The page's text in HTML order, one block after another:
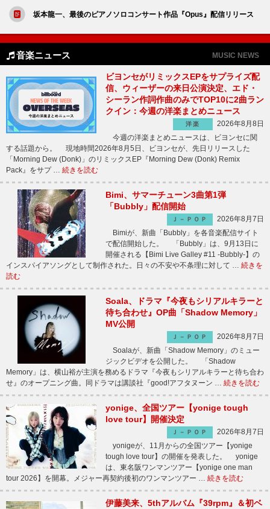
坂本龍一、最後のピアノソロコンサート作品『Opus』配信リリース
音楽ニュース MUSIC NEWS
ビヨンセがリミックスEPをサプライズ配
信、ウィーザーの来日公演決定、エド・
シーラン作詞作曲のみでTOP10に2曲ラン
クイン：今週の洋楽まとめニュース
洋楽
2026年8月8日
今週の洋楽まとめニュースは、ビヨンセに関
する話題から。 現地時間2026年8月5日、ビヨンセが、先日リリースした
「Morning Dew (Donk)」のリミックスEP『Morning Dew (Donk) Remix
Pack』をサプ … 続きを読む
Bimi、サマーチューン3曲第1弾
「Bubbly」配信開始
Ｊ－ＰＯＰ
2026年8月7日
Bimiが、新曲「Bubbly」を各音楽配信サイト
で配信開始した。 「Bubbly」は、9月13日に
開催される【Bimi Live Galley #11 -Bubbly-】の
インスパイアソングとして制作された。日々の不安や不条理に対して … 続きを
読む
Soala、ドラマ『今夜もシリアルキラーと
待ち合わせ』OP曲「Shadow Memory」
MV公開
Ｊ－ＰＯＰ
2026年8月7日
Soalaが、新曲「Shadow Memory」のミュー
ジックビデオを公開した。 「Shadow
Memory」は、横山裕が主演を務めるドラマ『今夜もシリアルキラーと待ち合わ
せ』のオープニング曲。同ドラマは講談社『good!アフタヌーン … 続きを読む
yonige、全国ツアー【yonige tough
love tour】開催決定
Ｊ－ＰＯＰ
2026年8月7日
yonigeが、11月からの全国ツアー【yonige
tough love tour】の開催を発表した。 yonige
は、東名阪ワンマンツアー【yonige one man
tour 2026】を開幕。メジャー再契約後初のワンマンツアー … 続きを読む
伊藤美来、5thアルバム『39rpm』＆初ベ